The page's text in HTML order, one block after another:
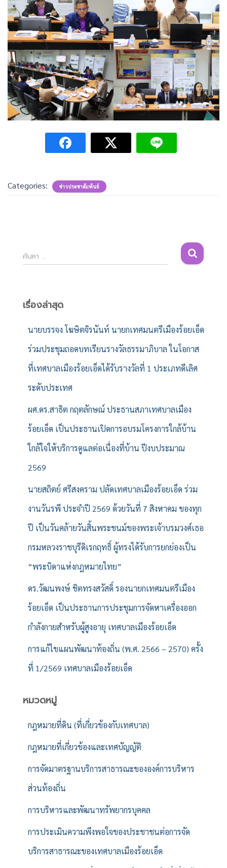
Categories: ข่าวประชาสัมพันธ์
ค้
น
สำ
ค้นหา …
เรื่องล่าสุด
นายบรรจง โฆษิตจิรนันท์ นายกเทศมนตรีเมืองร้อยเอ็ด
ร่วมประชุมถอดบทเรียนรางวัลธรรมาภิบาล ในโอกาส
ที่เทศบาลเมืองร้อยเอ็ดได้รับรางวัลที่ 1 ประเภทดีเลิศ
ระดับประเทศ
ผศ.ดร.สาธิต กฤตลักษณ์ ประธานสภาเทศบาลเมือง
ร้อยเอ็ด เป็นประธานเปิดการอบรมโครงการใกล้บ้าน
ใกล้ใจให้บริการดูแลต่อเนื่องที่บ้าน ปีงบประมาณ
2569
นายสถิตย์ ศรีสงคราม ปลัดเทศบาลเมืองร้อยเอ็ด ร่วม
งานวันรพี ประจำปี 2569 ด้วยวันที่ 7 สิงหาคม ของทุก
ปี เป็นวันคล้ายวันสิ้นพระชนม์ของพระเจ้าบรมวงศ์เธอ
กรมหลวงราชบุรีดิเรกฤทธิ์ ผู้ทรงได้รับการยกย่องเป็น
“พระบิดาแห่งกฎหมายไทย”
ดร.วัฒนพงษ์ ชิตทรงสวัสดิ์ รองนายกเทศมนตรีเมือง
ร้อยเอ็ด เป็นประธานการประชุมการจัดหาเครื่องออก
กำลังกายสำหรับผู้สูงอายุ เทศบาลเมืองร้อยเอ็ด
การแก้ไขแผนพัฒนาท้องถิ่น (พ.ศ. 2566 – 2570) ครั้ง
ที่ 1/2569 เทศบาลเมืองร้อยเอ็ด
หมวดหมู่
กฎหมายที่ดิน (ที่เกี่ยวข้องกับเทศบาล)
กฎหมายที่เกี่ยวข้องและเทศบัญญัติ
การจัดมาตรฐานบริการสาธารณะขององค์การบริหาร
ส่วนท้องถิ่น
การบริหารและพัฒนาทรัพยากรบุคคล
การประเมินความพึงพอใจของประชาชนต่อการจัด
บริการสาธารณะของเทศบาลเมืองร้อยเอ็ด